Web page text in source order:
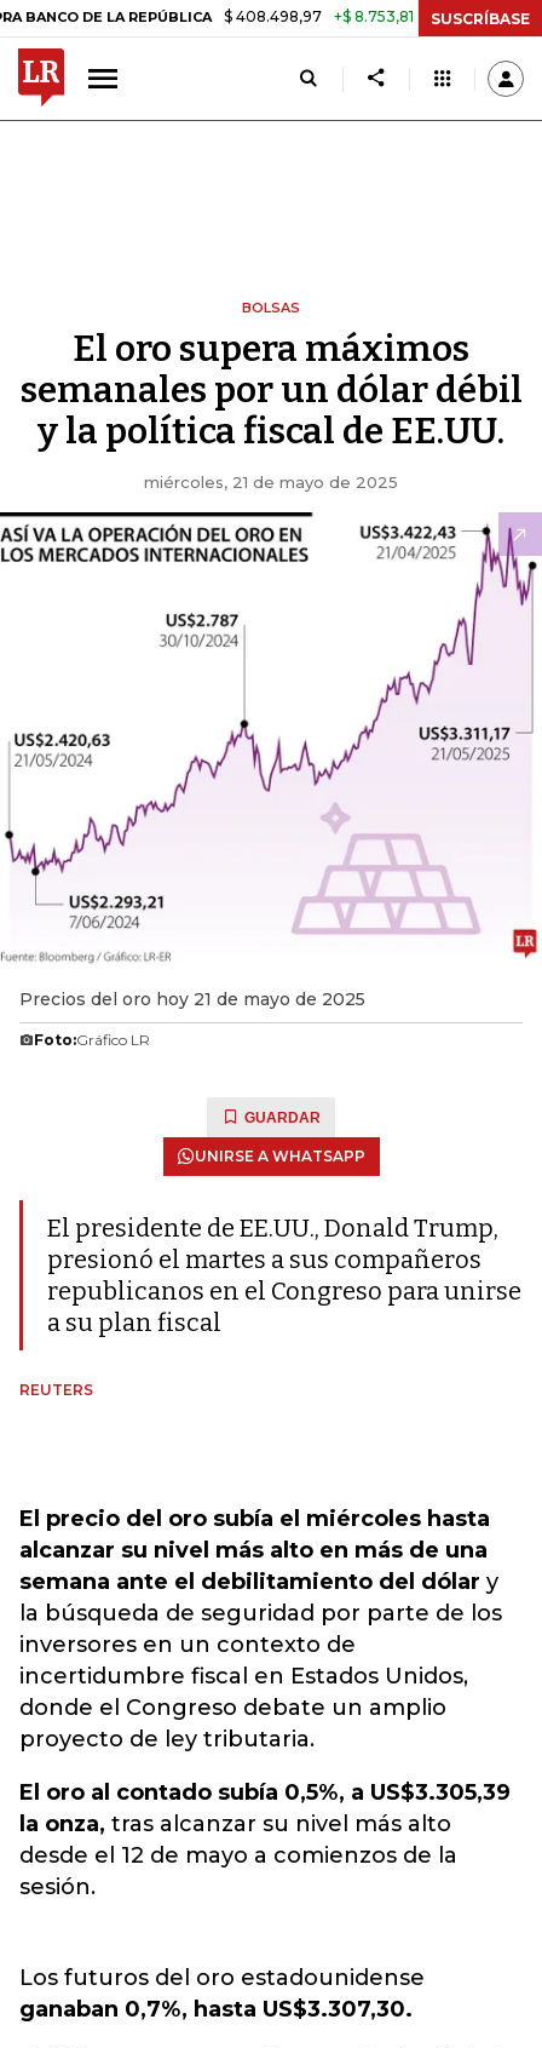
DE LA REPÚBLICA $ 408.498,97 +$ 8.753,81 +2,19% TASA DE
SUSCRÍBASE
BOLSAS
El oro supera máximos
semanales por un dólar débil
y la política fiscal de EE.UU.
miércoles, 21 de mayo de 2025
Precios del oro hoy 21 de mayo de 2025
Foto:Gráfico LR
GUARDAR
UNIRSE A WHATSAPP
El presidente de EE.UU., Donald Trump,
presionó el martes a sus compañeros
republicanos en el Congreso para unirse
a su plan fiscal
REUTERS
El precio del oro subía el miércoles hasta
alcanzar su nivel más alto en más de una
semana ante el debilitamiento del dólar y
la búsqueda de seguridad por parte de los
inversores en un contexto de
incertidumbre fiscal en Estados Unidos,
donde el Congreso debate un amplio
proyecto de ley tributaria.
El oro al contado subía 0,5%, a US$3.305,39
la onza, tras alcanzar su nivel más alto
desde el 12 de mayo a comienzos de la
sesión.
Los futuros del oro estadounidense
ganaban 0,7%, hasta US$3.307,30.